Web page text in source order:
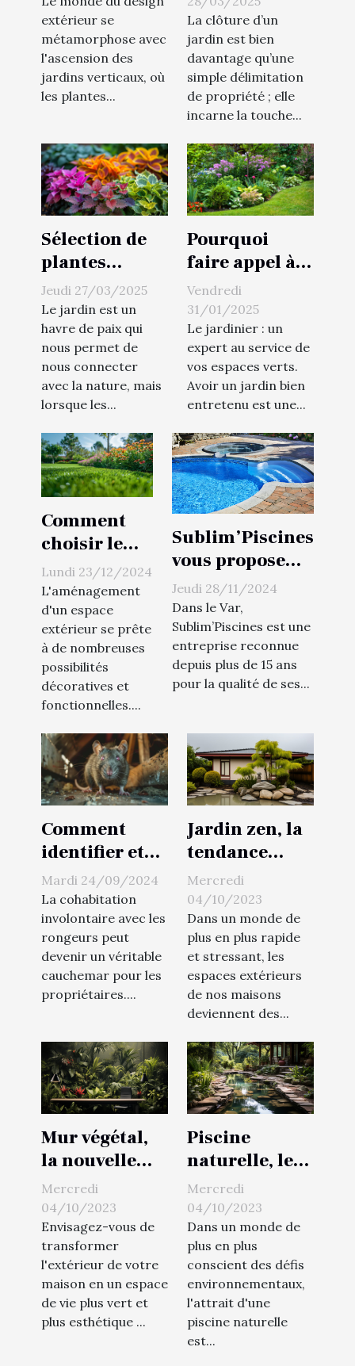
design
extérieur
vertical idées
et conseils de
extérieur se
métamorphose avec
l'ascension des
jardins verticaux, où
les plantes...
critères,
matériaux et
tendances
actuelles
La clôture d’un
jardin est bien
davantage qu’une
simple délimitation
de propriété ; elle
incarne la touche...
Sélection de
plantes
résistantes au
gel pour un
extérieur
éblouissant
toute l'année
Jeudi 27/03/2025
Le jardin est un
havre de paix qui
nous permet de
nous connecter
avec la nature, mais
lorsque les...
Pourquoi
faire appel à
un jardinier à
Boulogne-
Billancourt ?
Vendredi
31/01/2025
Le jardinier : un
expert au service de
vos espaces verts.
Avoir un jardin bien
entretenu est une...
Comment
choisir le
gazon
synthétique
idéal pour
votre espace
extérieur
Lundi 23/12/2024
L'aménagement
d'un espace
extérieur se prête
à de nombreuses
possibilités
décoratives et
fonctionnelles....
Sublim’Piscines
vous propose
des pierres de
parement
uniques pour la
création des
murs de votre
piscine dans le
Jeudi 28/11/2024
Dans le Var,
Sublim’Piscines est une
entreprise reconnue
depuis plus de 15 ans
pour la qualité de ses...
Comment
identifier et
prévenir
l'infestation
de rongeurs
chez vous
Mardi 24/09/2024
La cohabitation
involontaire avec les
rongeurs peut
devenir un véritable
cauchemar pour les
propriétaires....
Jardin zen, la
tendance
apaisante de
l'extérieur
Mercredi
04/10/2023
Dans un monde de
plus en plus rapide
et stressant, les
espaces extérieurs
de nos maisons
deviennent des...
Mur végétal,
la nouvelle
vague de la
décoration
extérieure
Mercredi
04/10/2023
Envisagez-vous de
transformer
l'extérieur de votre
maison en un espace
de vie plus vert et
plus esthétique ...
Piscine
naturelle, le
choix d'un
extérieur plus
vert
Mercredi
04/10/2023
Dans un monde de
plus en plus
conscient des défis
environnementaux,
l'attrait d'une
piscine naturelle
est...